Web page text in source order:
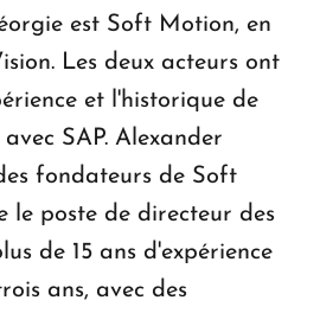
est Soft Motion, en
Les deux acteurs ont
et l'historique de
SAP. Alexander
fondateurs de Soft
le poste de directeur des
de 15 ans d'expérience
ans, avec des